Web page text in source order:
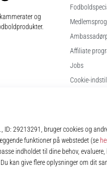
og
Affiliate
Jobs
Cookie-